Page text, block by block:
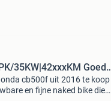
35KW|42xxxKM Goed
cb500f uit 2016 te koop
en fijne naked bike die